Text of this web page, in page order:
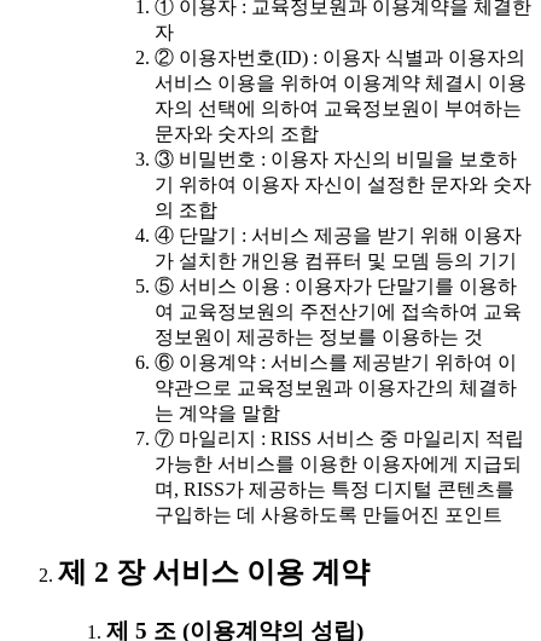
① 이용자 : 교육정보원과 이용계약을 체결한
자
② 이용자번호(ID) : 이용자 식별과 이용자의
서비스 이용을 위하여 이용계약 체결시 이용
자의 선택에 의하여 교육정보원이 부여하는
문자와 숫자의 조합
③ 비밀번호 : 이용자 자신의 비밀을 보호하
기 위하여 이용자 자신이 설정한 문자와 숫자
의 조합
④ 단말기 : 서비스 제공을 받기 위해 이용자
가 설치한 개인용 컴퓨터 및 모뎀 등의 기기
⑤ 서비스 이용 : 이용자가 단말기를 이용하
여 교육정보원의 주전산기에 접속하여 교육
정보원이 제공하는 정보를 이용하는 것
⑥ 이용계약 : 서비스를 제공받기 위하여 이
약관으로 교육정보원과 이용자간의 체결하
는 계약을 말함
⑦ 마일리지 : RISS 서비스 중 마일리지 적립
가능한 서비스를 이용한 이용자에게 지급되
며, RISS가 제공하는 특정 디지털 콘텐츠를
구입하는 데 사용하도록 만들어진 포인트
제 2 장 서비스 이용 계약
제 5 조 (이용계약의 성립)